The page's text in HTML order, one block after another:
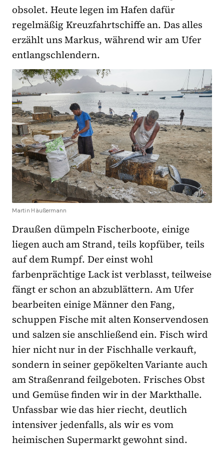
obsolet. Heute legen im Hafen dafür
regelmäßig Kreuzfahrtschiffe an. Das alles
erzählt uns Markus, während wir am Ufer
entlangschlendern.
Martin Häußermann
Draußen dümpeln Fischerboote, einige
liegen auch am Strand, teils kopfüber, teils
auf dem Rumpf. Der einst wohl
farbenprächtige Lack ist verblasst, teilweise
fängt er schon an abzublättern. Am Ufer
bearbeiten einige Männer den Fang,
schuppen Fische mit alten Konservendosen
und salzen sie anschließend ein. Fisch wird
hier nicht nur in der Fischhalle verkauft,
sondern in seiner gepökelten Variante auch
am Straßenrand feilgeboten. Frisches Obst
und Gemüse finden wir in der Markthalle.
Unfassbar wie das hier riecht, deutlich
intensiver jedenfalls, als wir es vom
heimischen Supermarkt gewohnt sind.